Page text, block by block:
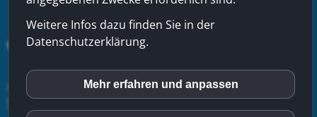
xinfra gmbh - Badstrasse 50 - CH-5200 Brugg - Tel:
544 22 22-Kontakt-Impressum-Datenschutzerklärung
Weitere Infos dazu finden Sie in der
Datenschutzerklärung.
inCMS
Mehr erfahren und anpassen